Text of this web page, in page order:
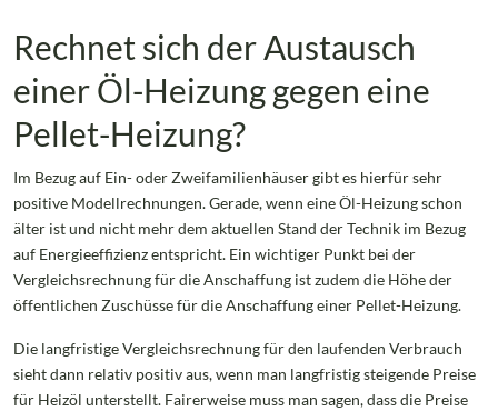
Rechnet sich der Austausch
einer Öl-Heizung gegen eine
Pellet-Heizung?
Im Bezug auf Ein- oder Zweifamilienhäuser gibt es hierfür sehr
positive Modellrechnungen. Gerade, wenn eine Öl-Heizung schon
älter ist und nicht mehr dem aktuellen Stand der Technik im Bezug
auf Energieeffizienz entspricht. Ein wichtiger Punkt bei der
Vergleichsrechnung für die Anschaffung ist zudem die Höhe der
öffentlichen Zuschüsse für die Anschaffung einer Pellet-Heizung.
Die langfristige Vergleichsrechnung für den laufenden Verbrauch
sieht dann relativ positiv aus, wenn man langfristig steigende Preise
für Heizöl unterstellt. Fairerweise muss man sagen, dass die Preise